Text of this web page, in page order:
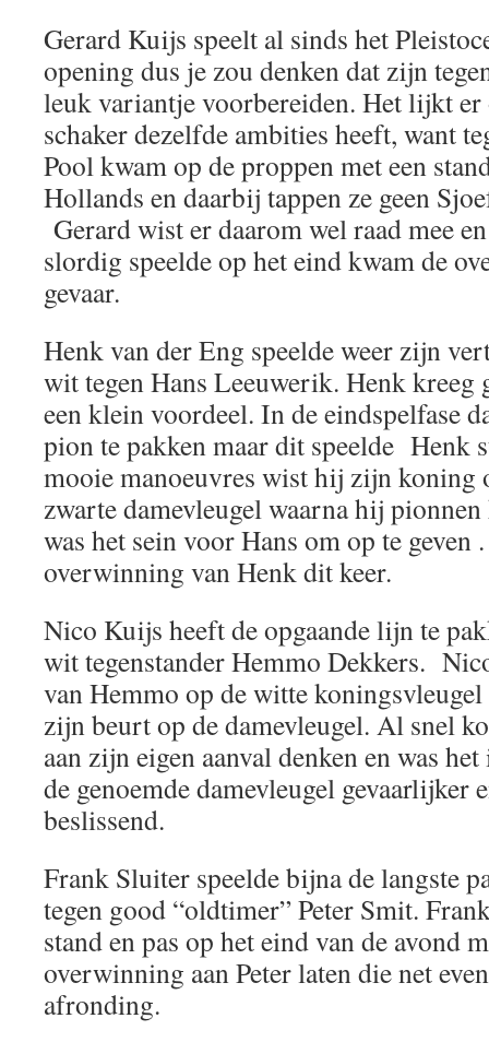
Gerard Kuijs speelt al sinds het
opening dus je zou denken dat zijn
leuk variantje voorbereiden. Het lijkt er
schaker dezelfde ambities heeft, want
Pool kwam op de proppen met een
Hollands en daarbij tappen ze geen
Gerard wist er daarom wel raad mee
slordig speelde op het eind kwam de
gevaar.
Henk van der Eng speelde weer zijn
wit tegen Hans Leeuwerik. Henk kreeg
een klein voordeel. In de eindspelfase
pion te pakken maar dit speelde Henk
mooie manoeuvres wist hij zijn koning
zwarte damevleugel waarna hij
was het sein voor Hans om op te geven
overwinning van Henk dit keer.
Nico Kuijs heeft de opgaande lijn te
wit tegenstander Hemmo Dekkers.
van Hemmo op de witte
zijn beurt op de damevleugel. Al snel
aan zijn eigen aanval denken en was
de genoemde damevleugel gevaarlijker
beslissend.
Frank Sluiter speelde bijna de langste
tegen good “oldtimer” Peter Smit.
stand en pas op het eind van de avond
overwinning aan Peter laten die net
afronding.